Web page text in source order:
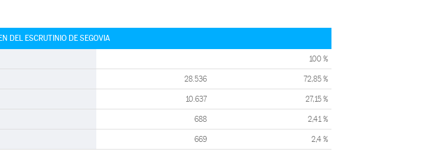
DEL ESCRUTINIO DE SEGOVIA
100 %
28.536 72,85 %
10.637 27,15 %
688 2,41 %
669 2,4 %